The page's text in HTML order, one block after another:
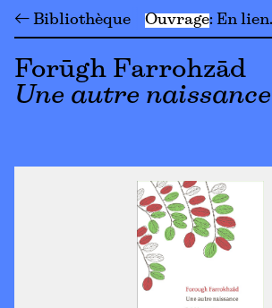
← Bibliothèque Ouvrage En lien
Forūgh Farrohzād
Une autre naissance